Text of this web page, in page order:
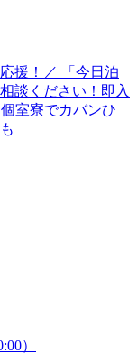
援！／ 「今日泊
談ください！即入
室寮でカバンひ
）